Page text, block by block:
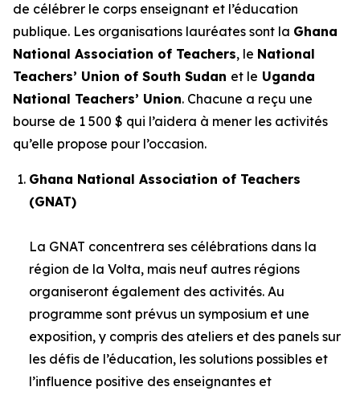
de célébrer le corps enseignant et l’éducation
publique. Les organisations lauréates sont la Ghana
National Association of Teachers, le National
Teachers’ Union of South Sudan et le Uganda
National Teachers’ Union. Chacune a reçu une
bourse de 1 500 $ qui l’aidera à mener les activités
qu’elle propose pour l’occasion.
Ghana National Association of Teachers
(GNAT)
La GNAT concentrera ses célébrations dans la
région de la Volta, mais neuf autres régions
organiseront également des activités. Au
programme sont prévus un symposium et une
exposition, y compris des ateliers et des panels sur
les défis de l’éducation, les solutions possibles et
l’influence positive des enseignantes et